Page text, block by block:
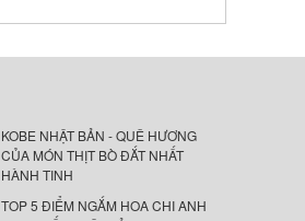
KOBE NHẬT BẢN - QUÊ HƯƠNG
CỦA MÓN THỊT BÒ ĐẮT NHẤT
HÀNH TINH
TOP 5 ĐIỂM NGẮM HOA CHI ANH